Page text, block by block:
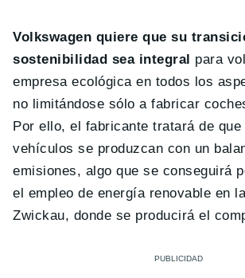
Volkswagen quiere que su
sostenibilidad sea integral para
empresa ecológica en todos los
no limitándose sólo a fabricar
Por ello, el fabricante tratará de
vehículos se produzcan con un
emisiones, algo que se conseguirá
el empleo de energía renovable en
Zwickau, donde se producirá el